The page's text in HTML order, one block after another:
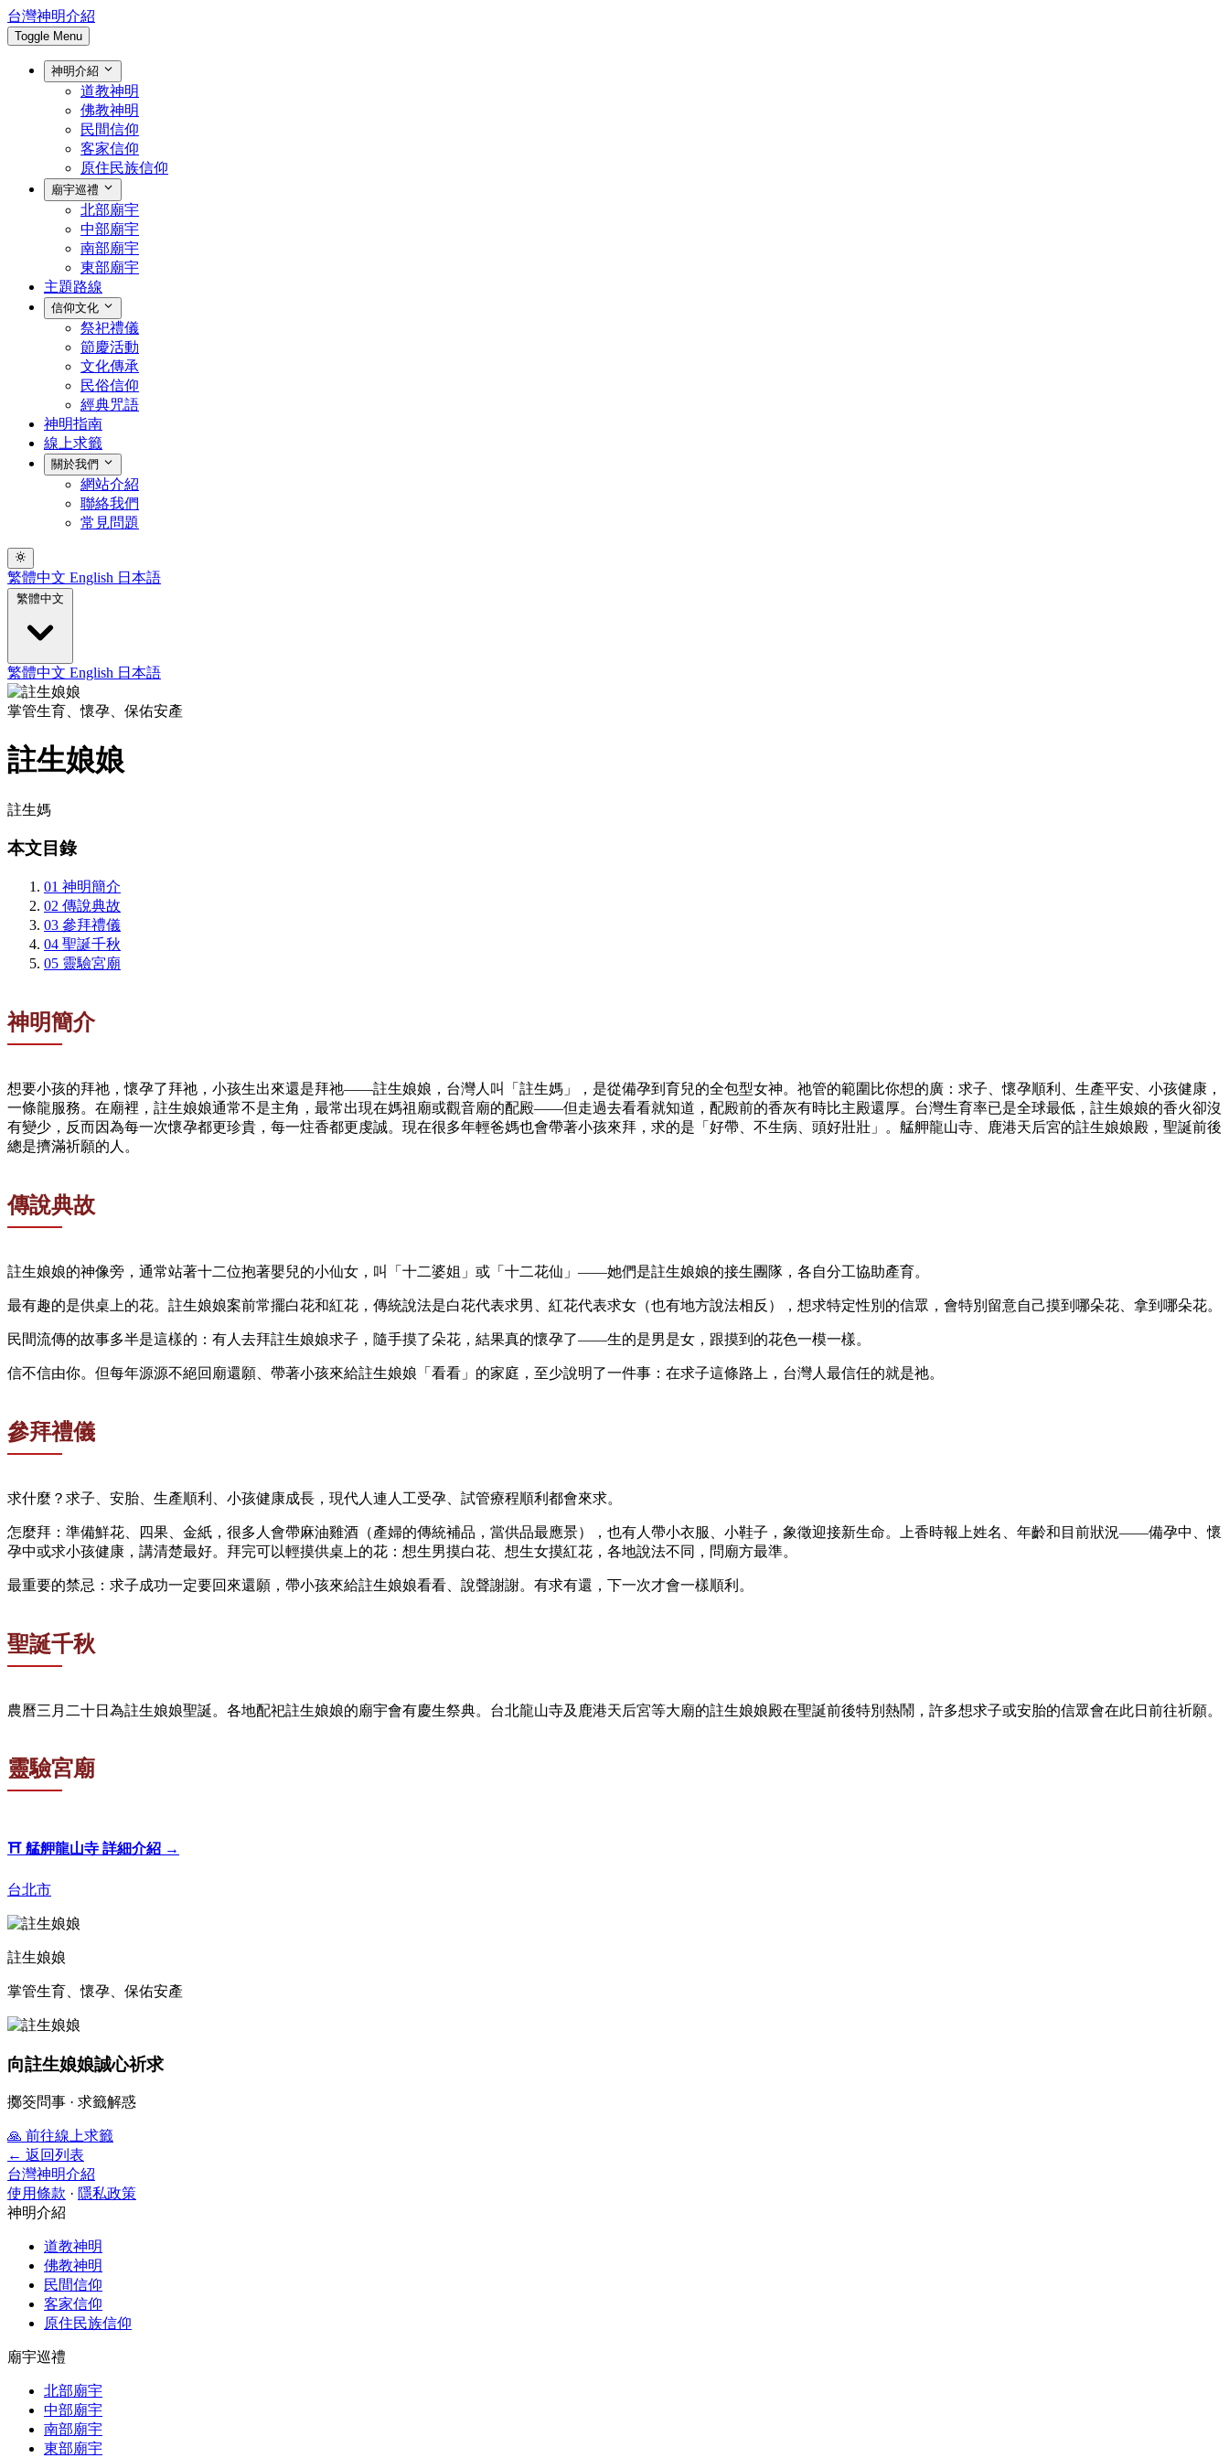
台灣神明介紹
Toggle Menu
神明介紹
道教神明
佛教神明
民間信仰
客家信仰
原住民族信仰
廟宇巡禮
北部廟宇
中部廟宇
南部廟宇
東部廟宇
主題路線
信仰文化
祭祀禮儀
節慶活動
文化傳承
民俗信仰
經典咒語
神明指南
線上求籤
關於我們
網站介紹
聯絡我們
常見問題
繁體中文 English 日本語
繁體中文
繁體中文 English 日本語
掌管生育、懷孕、保佑安產
註生娘娘
註生媽
本文目錄
01 神明簡介
02 傳說典故
03 參拜禮儀
04 聖誕千秋
05 靈驗宮廟
神明簡介
想要小孩的拜祂，懷孕了拜祂，小孩生出來還是拜祂——註生娘娘，台灣人叫「註生媽」，是從備孕到育兒的全包型女神。祂管的範圍比你想的廣：求子、懷孕順利、生產平安、小孩健康，
一條龍服務。在廟裡，註生娘娘通常不是主角，最常出現在媽祖廟或觀音廟的配殿——但走過去看看就知道，配殿前的香灰有時比主殿還厚。台灣生育率已是全球最低，註生娘娘的香火卻沒
有變少，反而因為每一次懷孕都更珍貴，每一炷香都更虔誠。現在很多年輕爸媽也會帶著小孩來拜，求的是「好帶、不生病、頭好壯壯」。艋舺龍山寺、鹿港天后宮的註生娘娘殿，聖誕前後
總是擠滿祈願的人。
傳說典故
註生娘娘的神像旁，通常站著十二位抱著嬰兒的小仙女，叫「十二婆姐」或「十二花仙」——她們是註生娘娘的接生團隊，各自分工協助產育。
最有趣的是供桌上的花。註生娘娘案前常擺白花和紅花，傳統說法是白花代表求男、紅花代表求女（也有地方說法相反），想求特定性別的信眾，會特別留意自己摸到哪朵花、拿到哪朵花。
民間流傳的故事多半是這樣的：有人去拜註生娘娘求子，隨手摸了朵花，結果真的懷孕了——生的是男是女，跟摸到的花色一模一樣。
信不信由你。但每年源源不絕回廟還願、帶著小孩來給註生娘娘「看看」的家庭，至少說明了一件事：在求子這條路上，台灣人最信任的就是祂。
參拜禮儀
求什麼？求子、安胎、生產順利、小孩健康成長，現代人連人工受孕、試管療程順利都會來求。
怎麼拜：準備鮮花、四果、金紙，很多人會帶麻油雞酒（產婦的傳統補品，當供品最應景），也有人帶小衣服、小鞋子，象徵迎接新生命。上香時報上姓名、年齡和目前狀況——備孕中、懷
孕中或求小孩健康，講清楚最好。拜完可以輕摸供桌上的花：想生男摸白花、想生女摸紅花，各地說法不同，問廟方最準。
最重要的禁忌：求子成功一定要回來還願，帶小孩來給註生娘娘看看、說聲謝謝。有求有還，下一次才會一樣順利。
聖誕千秋
農曆三月二十日為註生娘娘聖誕。各地配祀註生娘娘的廟宇會有慶生祭典。台北龍山寺及鹿港天后宮等大廟的註生娘娘殿在聖誕前後特別熱鬧，許多想求子或安胎的信眾會在此日前往祈願。
靈驗宮廟
⛩️ 艋舺龍山寺 詳細介紹 →
台北市
註生娘娘
掌管生育、懷孕、保佑安產
向註生娘娘誠心祈求
擲筊問事 · 求籤解惑
🙏 前往線上求籤
← 返回列表
台灣神明介紹
使用條款 · 隱私政策
神明介紹
道教神明
佛教神明
民間信仰
客家信仰
原住民族信仰
廟宇巡禮
北部廟宇
中部廟宇
南部廟宇
東部廟宇